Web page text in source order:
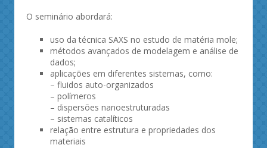
O seminário abordará:
uso da técnica SAXS no estudo de matéria mole;
métodos avançados de modelagem e análise de
dados;
aplicações em diferentes sistemas, como:
– fluidos auto-organizados
– polímeros
– dispersões nanoestruturadas
– sistemas catalíticos
relação entre estrutura e propriedades dos
materiais